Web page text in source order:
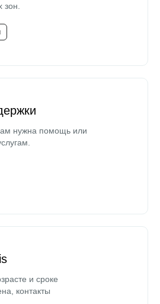
нужна помощь или
и сроке
контакты